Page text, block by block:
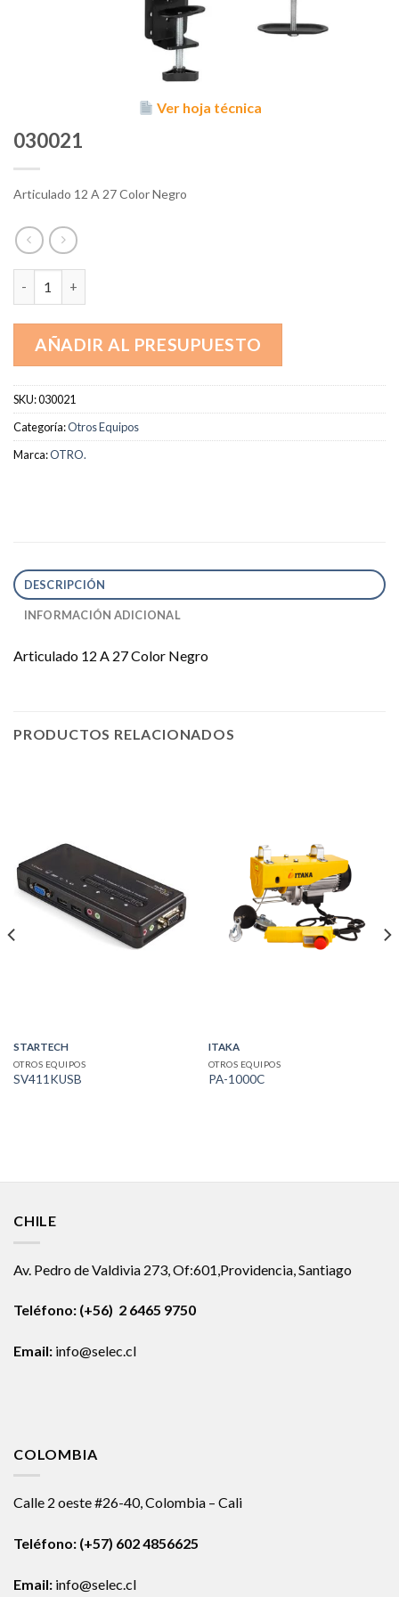
Ver hoja técnica
030021
Articulado 12 A 27 Color Negro
AÑADIR AL PRESUPUESTO
SKU:030021
Categoría:Otros Equipos
Marca:OTRO.
DESCRIPCIÓN
INFORMACIÓN ADICIONAL
Articulado 12 A 27 Color Negro
PRODUCTOS RELACIONADOS
STARTECH
OTROS EQUIPOS
SV411KUSB
ITAKA
OTROS EQUIPOS
PA-1000C
CHILE
Av. Pedro de Valdivia 273, Of:601,Providencia, Santiago
Teléfono: (+56) 2 6465 9750
Email: info@selec.cl
COLOMBIA
Calle 2 oeste #26-40, Colombia – Cali
Teléfono: (+57) 602 4856625
Email: info@selec.cl